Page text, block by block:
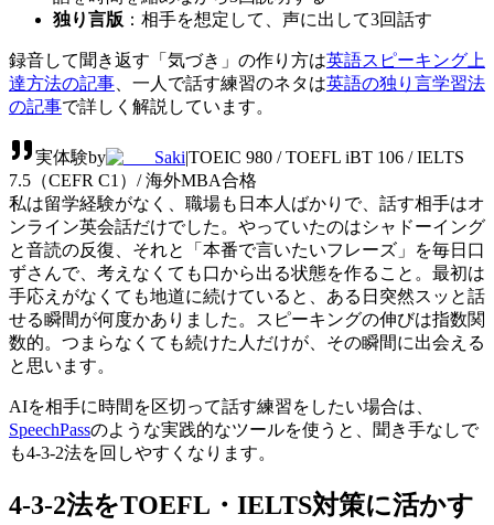
独り言版 ：相手を想定して、声に出して3回話す
録音して聞き返す「気づき」の作り方は英語スピーキング上
達方法の記事 、一人で話す練習のネタは英語の独り言学習法
の記事で詳しく解説しています。
実体験by Saki|TOEIC 980 / TOEFL iBT 106 / IELTS
7.5（CEFR C1）/ 海外MBA合格
私は留学経験がなく、職場も日本人ばかりで、話す相手はオ
ンライン英会話だけでした。やっていたのはシャドーイング
と音読の反復、それと「本番で言いたいフレーズ」を毎日口
ずさんで、考えなくても口から出る状態を作ること。最初は
手応えがなくても地道に続けていると、ある日突然スッと話
せる瞬間が何度かありました。スピーキングの伸びは指数関
数的。つまらなくても続けた人だけが、その瞬間に出会える
と思います。
AIを相手に時間を区切って話す練習をしたい場合は、
SpeechPassのような実践的なツールを使うと、聞き手なしで
も4-3-2法を回しやすくなります。
4-3-2法をTOEFL・IELTS対策に活かす